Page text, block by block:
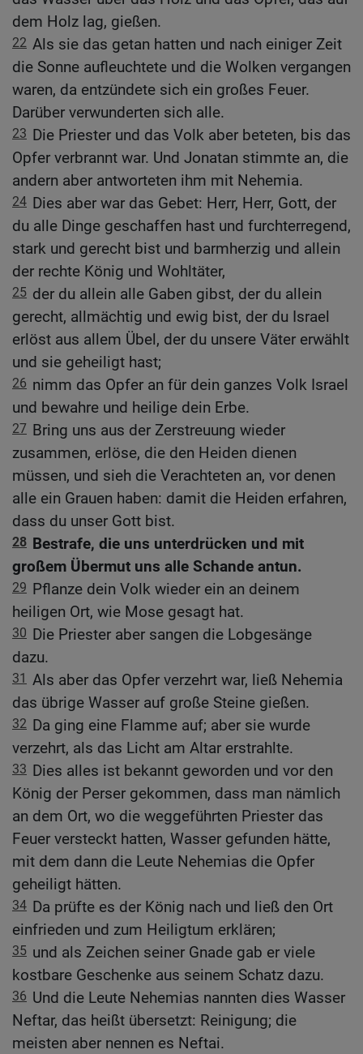
dem Holz lag, gießen.
22 Als sie das getan hatten und nach einiger Zeit
die Sonne aufleuchtete und die Wolken vergangen
waren, da entzündete sich ein großes Feuer.
Darüber verwunderten sich alle.
23 Die Priester und das Volk aber beteten, bis das
Opfer verbrannt war. Und Jonatan stimmte an, die
andern aber antworteten ihm mit Nehemia.
24 Dies aber war das Gebet: Herr, Herr, Gott, der
du alle Dinge geschaffen hast und furchterregend,
stark und gerecht bist und barmherzig und allein
der rechte König und Wohltäter,
25 der du allein alle Gaben gibst, der du allein
gerecht, allmächtig und ewig bist, der du Israel
erlöst aus allem Übel, der du unsere Väter erwählt
und sie geheiligt hast;
26 nimm das Opfer an für dein ganzes Volk Israel
und bewahre und heilige dein Erbe.
27 Bring uns aus der Zerstreuung wieder
zusammen, erlöse, die den Heiden dienen
müssen, und sieh die Verachteten an, vor denen
alle ein Grauen haben: damit die Heiden erfahren,
dass du unser Gott bist.
28 Bestrafe, die uns unterdrücken und mit
großem Übermut uns alle Schande antun.
29 Pflanze dein Volk wieder ein an deinem
heiligen Ort, wie Mose gesagt hat.
30 Die Priester aber sangen die Lobgesänge
dazu.
31 Als aber das Opfer verzehrt war, ließ Nehemia
das übrige Wasser auf große Steine gießen.
32 Da ging eine Flamme auf; aber sie wurde
verzehrt, als das Licht am Altar erstrahlte.
33 Dies alles ist bekannt geworden und vor den
König der Perser gekommen, dass man nämlich
an dem Ort, wo die weggeführten Priester das
Feuer versteckt hatten, Wasser gefunden hätte,
mit dem dann die Leute Nehemias die Opfer
geheiligt hätten.
34 Da prüfte es der König nach und ließ den Ort
einfrieden und zum Heiligtum erklären;
35 und als Zeichen seiner Gnade gab er viele
kostbare Geschenke aus seinem Schatz dazu.
36 Und die Leute Nehemias nannten dies Wasser
Neftar, das heißt übersetzt: Reinigung; die
meisten aber nennen es Neftai.